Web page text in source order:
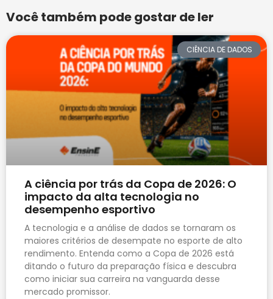
Você também pode gostar de ler
CIÊNCIA DE DADOS
A ciência por trás da Copa de 2026: O
impacto da alta tecnologia no
desempenho esportivo
A tecnologia e a análise de dados se tornaram os
maiores critérios de desempate no esporte de alto
rendimento. Entenda como a Copa de 2026 está
ditando o futuro da preparação física e descubra
como iniciar sua carreira na vanguarda desse
mercado promissor.